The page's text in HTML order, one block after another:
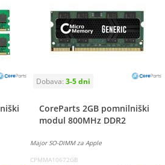
CoreParts 2GB pomnilniški
modul 800MHz DDR2
Major SO-DIMM za Apple
CPMMA10672GB